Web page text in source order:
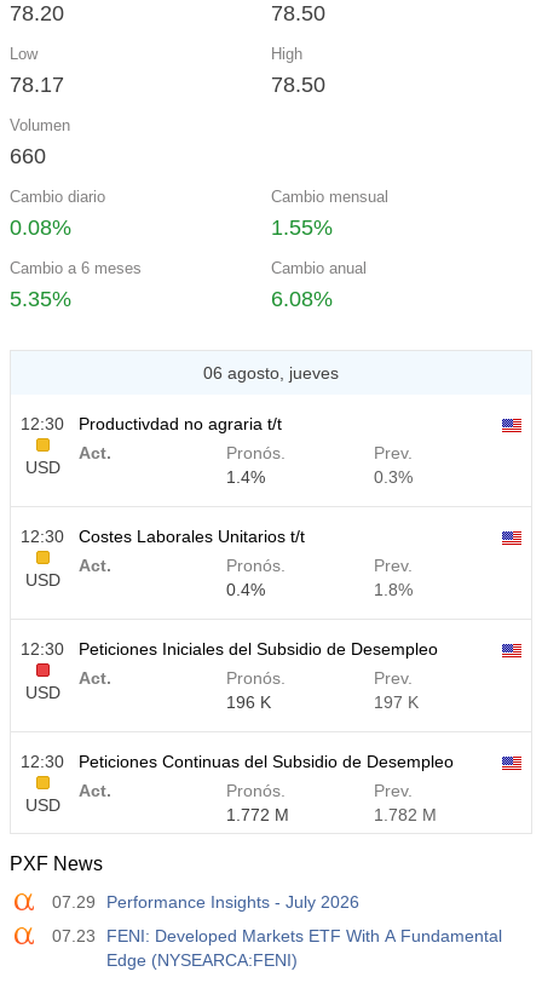
78.20 78.50
Low
78.17
High
78.50
Volumen
660
Cambio diario
0.08%
Cambio mensual
1.55%
Cambio a 6 meses
5.35%
Cambio anual
6.08%
06 agosto, jueves
12:30
USD
Productivdad no agraria t/t
Act.
Pronós.
1.4%
Prev.
0.3%
12:30
USD
Costes Laborales Unitarios t/t
Act.
Pronós.
0.4%
Prev.
1.8%
12:30
USD
Peticiones Iniciales del Subsidio de Desempleo
Act.
Pronós.
196 K
Prev.
197 K
12:30
USD
Peticiones Continuas del Subsidio de Desempleo
Act.
Pronós.
1.772 M
Prev.
1.782 M
PXF News
07.29
Performance Insights - July 2026
07.23
FENI: Developed Markets ETF With A Fundamental
Edge (NYSEARCA:FENI)